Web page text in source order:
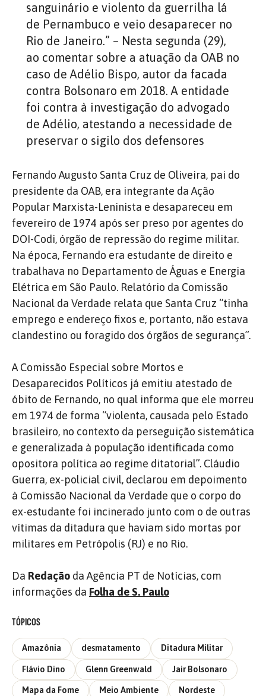
sanguinário e violento da guerrilha lá
de Pernambuco e veio desaparecer no
Rio de Janeiro.” – Nesta segunda (29),
ao comentar sobre a atuação da OAB no
caso de Adélio Bispo, autor da facada
contra Bolsonaro em 2018. A entidade
foi contra à investigação do advogado
de Adélio, atestando a necessidade de
preservar o sigilo dos defensores
Fernando Augusto Santa Cruz de Oliveira, pai do
presidente da OAB, era integrante da Ação
Popular Marxista-Leninista e desapareceu em
fevereiro de 1974 após ser preso por agentes do
DOI-Codi, órgão de repressão do regime militar.
Na época, Fernando era estudante de direito e
trabalhava no Departamento de Águas e Energia
Elétrica em São Paulo. Relatório da Comissão
Nacional da Verdade relata que Santa Cruz “tinha
emprego e endereço fixos e, portanto, não estava
clandestino ou foragido dos órgãos de segurança”.
A Comissão Especial sobre Mortos e
Desaparecidos Políticos já ​​emitiu atestado de
óbito de Fernando, no qual informa que ele morreu
em 1974 de forma “violenta, causada pelo Estado
brasileiro, no contexto da perseguição sistemática
e generalizada à população identificada como
opositora política ao regime ditatorial”. Cláudio
Guerra, ex-policial civil, declarou em depoimento
à Comissão Nacional da Verdade que o corpo do
ex-estudante foi incinerado junto com o de outras
vítimas da ditadura que haviam sido mortas por
militares em Petrópolis (RJ) e no Rio.
Da Redação da Agência PT de Notícias, com
informações da Folha de S. Paulo
TÓPICOS
Amazônia desmatamento Ditadura Militar
Flávio Dino Glenn Greenwald Jair Bolsonaro
Mapa da Fome Meio Ambiente Nordeste